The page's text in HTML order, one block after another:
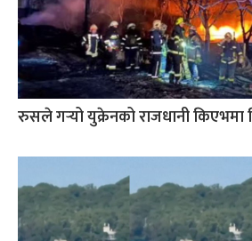
रुसले गर्‍यो युक्रेनको राजधानी